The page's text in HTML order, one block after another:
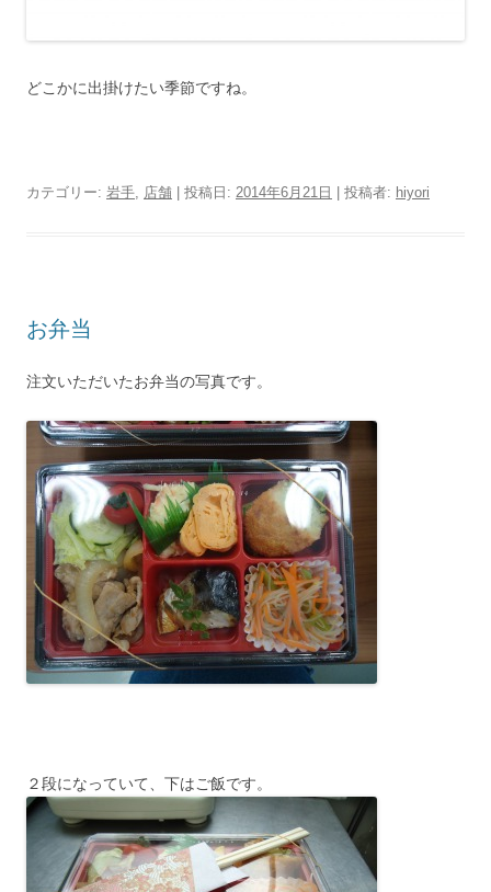
どこかに出掛けたい季節ですね。
カテゴリー: 岩手, 店舗 | 投稿日: 2014年6月21日 投稿者: hiyori
お弁当
注文いただいたお弁当の写真です。
２段になっていて、下はご飯です。